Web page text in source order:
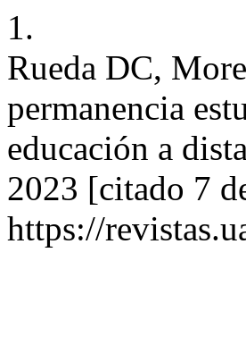
1.
Rueda DC,
permanencia
educación a
2023 [citado 7
https://